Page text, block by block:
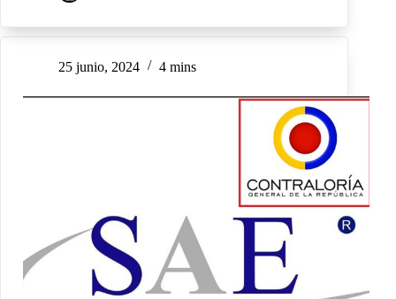
25 junio, 2024 4 mins